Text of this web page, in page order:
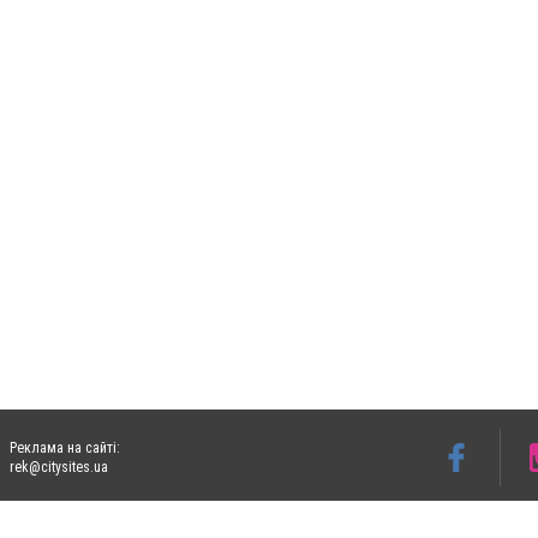
Реклама на сайті:
rek@citysites.ua